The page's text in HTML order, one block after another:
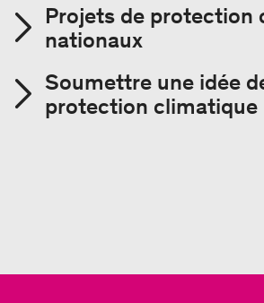
Projets de protection
nationaux
Soumettre une idée
protection climatique